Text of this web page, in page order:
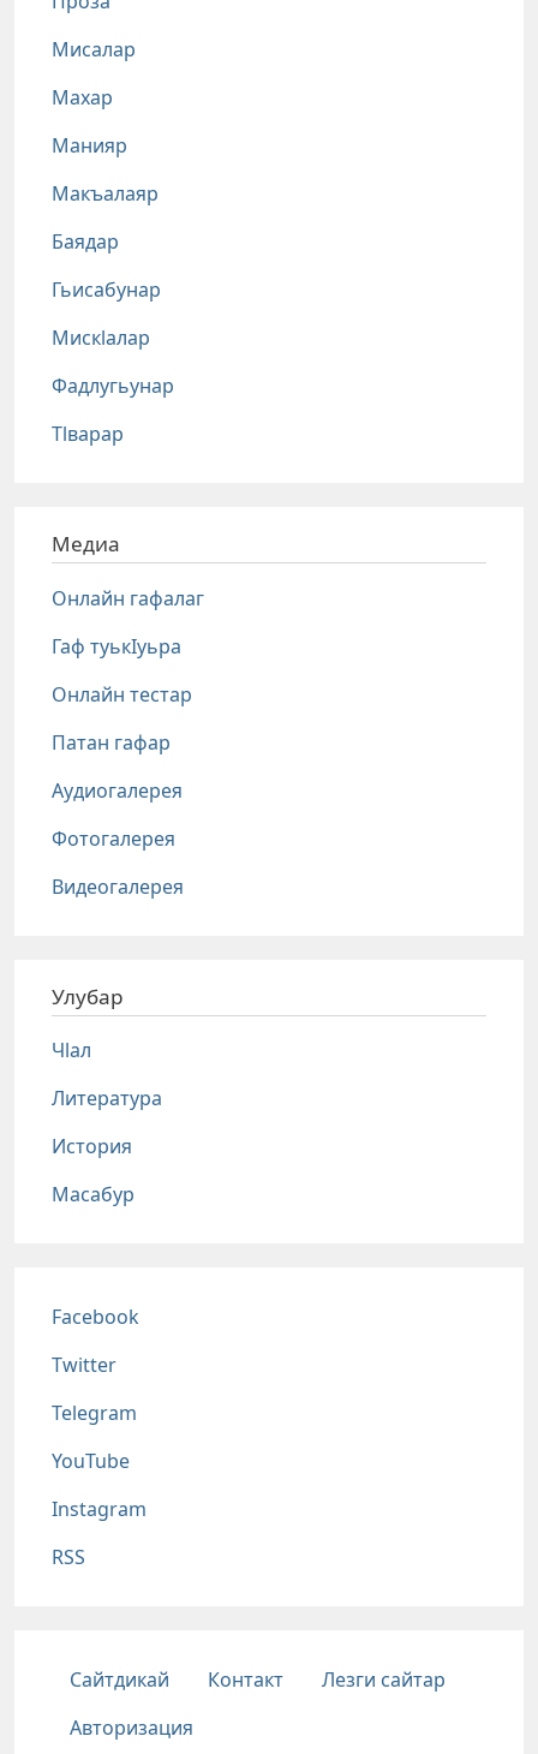
Мисалар
Махар
Манияр
Макъалаяр
Баядар
Гьисабунар
Мискlалар
Фадлугьунар
Тlварар
Медиа
Онлайн гафалаг
Гаф туькIуьра
Онлайн тестар
Патан гафар
Аудиогалерея
Фотогалерея
Видеогалерея
Улубар
Чlал
Литература
История
Масабур
Соц сети
Facebook
Twitter
Telegram
YouTube
Instagram
RSS
Подвал
Сайтдикай Контакт
Лезги сайтар
Авторизация